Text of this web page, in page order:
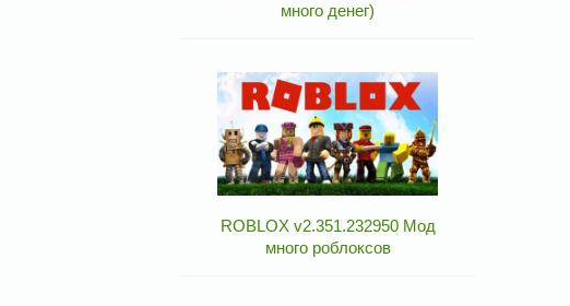
много денег)
ROBLOX v2.351.232950 Мод
много роблоксов